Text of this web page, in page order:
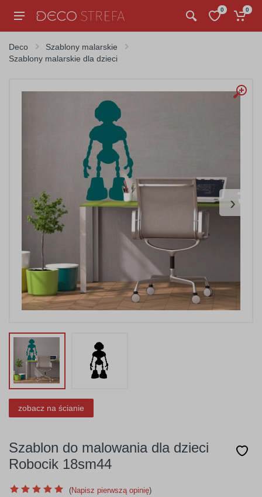
0 0
Deco
Szablony malarskie
Szablony malarskie dla dzieci
›
zobacz na ścianie
Szablon do malowania dla dzieci
Robocik 18sm44
(Napisz pierwszą opinię)